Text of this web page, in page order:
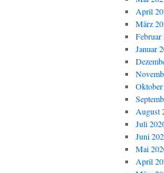
April
März
Februar
Januar
August
Juli
Juni
Mai
April